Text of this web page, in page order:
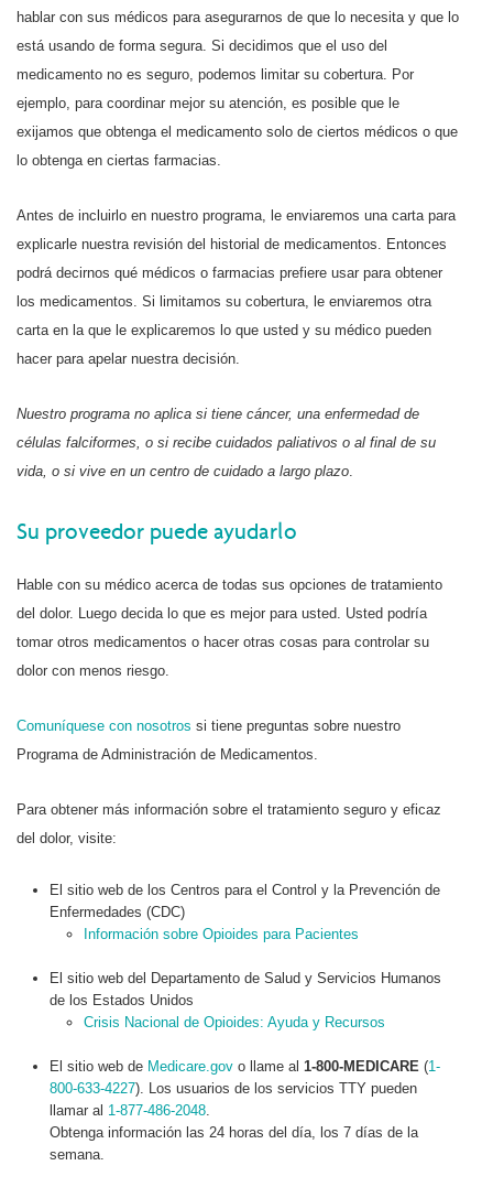
hablar con sus médicos para asegurarnos de que lo necesita y que lo
está usando de forma segura. Si decidimos que el uso del
medicamento no es seguro, podemos limitar su cobertura. Por
ejemplo, para coordinar mejor su atención, es posible que le
exijamos que obtenga el medicamento solo de ciertos médicos o que
lo obtenga en ciertas farmacias.
Antes de incluirlo en nuestro programa, le enviaremos una carta para
explicarle nuestra revisión del historial de medicamentos. Entonces
podrá decirnos qué médicos o farmacias prefiere usar para obtener
los medicamentos. Si limitamos su cobertura, le enviaremos otra
carta en la que le explicaremos lo que usted y su médico pueden
hacer para apelar nuestra decisión.
Nuestro programa no aplica si tiene cáncer, una enfermedad de
células falciformes, o si recibe cuidados paliativos o al final de su
vida, o si vive en un centro de cuidado a largo plazo.
Su proveedor puede ayudarlo
Hable con su médico acerca de todas sus opciones de tratamiento
del dolor. Luego decida lo que es mejor para usted. Usted podría
tomar otros medicamentos o hacer otras cosas para controlar su
dolor con menos riesgo.
Comuníquese con nosotros si tiene preguntas sobre nuestro
Programa de Administración de Medicamentos.
Para obtener más información sobre el tratamiento seguro y eficaz
del dolor, visite:
El sitio web de los Centros para el Control y la Prevención de
Enfermedades (CDC)
Información sobre Opioides para Pacientes
El sitio web del Departamento de Salud y Servicios Humanos
de los Estados Unidos
Crisis Nacional de Opioides: Ayuda y Recursos
El sitio web de Medicare.gov o llame al 1-800-MEDICARE (1-
800-633-4227). Los usuarios de los servicios TTY pueden
llamar al 1-877-486-2048
Obtenga información las 24 horas del día, los 7 días de la
semana.